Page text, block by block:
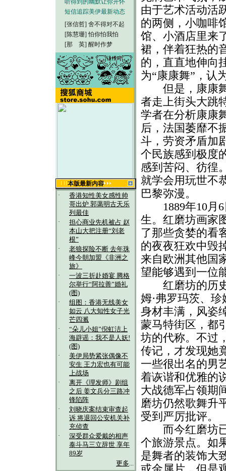
听得到的幽默让你开怀
短信追踪美伊最新动态
[张信哲] 舍不得对不起
[陈慧珊] 怕你怕我怕
[那 英] 醒时作梦
本版最新内容
·
香港知性美女感性帅
哥出炉 郭蔼明古天乐
列最佳
·
担心商业先机被占 赵
本山大把注册“刘老
根”
·
老狼探险不断 去年珠
峰今朝加盟《非洲之
旅》
·
一波三折赴婚宴 腾格
尔举行“阿拉善”婚礼
(图)
·
组图：香港无线美女
如云 八大知性女子光
芒四溅
·
“朵儿小姐”倪虹洁上
海辟谣：我不是人妖!
(图)
·
美伊局势紧张偶像不
安生 王力宏也有可能
上战场
·
离开《理发师》剧组
之后 姜文兵分三路冲
锋陷阵
·
刘晓庆案结束审查起
诉 将退回公安机关补
充侦查
·
深受群众爱戴的相声
泰斗马三立辞世 享年
89岁
更多...
由于艺术活动活
的两侧，小咖啡
馆、小酒店里来
裙，伴着狂热的
的，直直地伸向
为“康康舞”，认
但是，康康舞
者走上街头大跳
学者在分析康康
后，法国萎靡不
斗，劳资矛盾加
个民族感到极度
感到苦闷、彷徨
就学会用玩世不
巴黎弥漫。
1889年10月6
生。红磨坊画家
了那些贪婪的看
的夜夜狂欢中毁
来自欧洲其他国
望能够遇到一位
红磨坊的历史
姆·弗罗玛茨、
身材丰满，风姿
蒙马特街区，都
坊的代称。不过
传记，才发现她
一些很出名的男
着诙谐和优雅的
大战德军占领期
磨坊仍然歌舞升
受到严厉批评。
而今红磨坊已
个旅游景点。如
是舞者的装饰大